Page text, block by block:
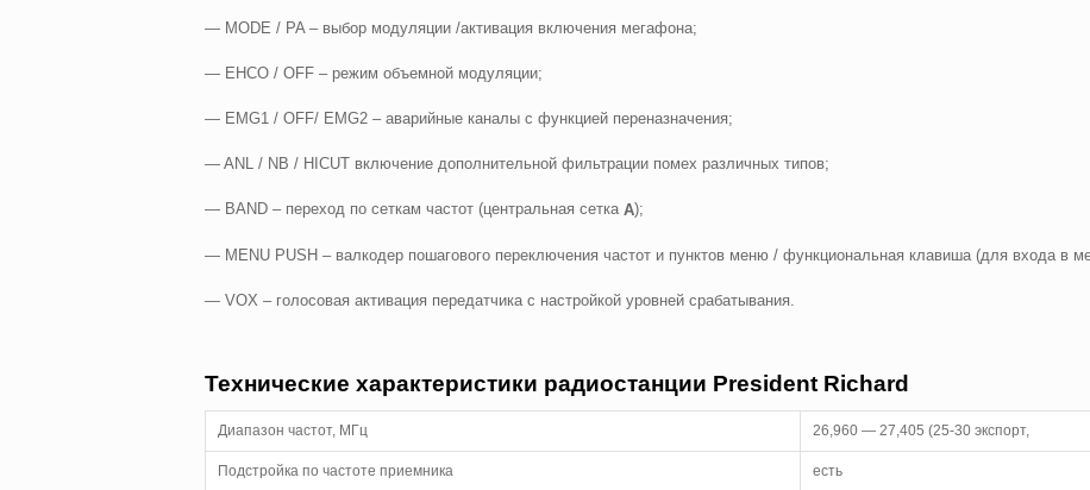
— MODE / PA – выбор модуляции /активация включения мегафона;
— EHCO / OFF – режим объемной модуляции;
— EMG1 / OFF/ EMG2 – аварийные каналы с функцией переназначения;
— ANL / NB / HICUT включение дополнительной фильтрации помех различных типов;
— BAND – переход по сеткам частот (центральная сетка А);
— MENU PUSH – валкодер пошагового переключения частот и пунктов меню / функциональная клавиша (для входа в
— VOX – голосовая активация передатчика с настройкой уровней срабатывания.
Технические характеристики радиостанции President Richard
Диапазон частот, МГц 26,960 — 27,405 (25-30 экспорт,
Подстройка по частоте приемника есть